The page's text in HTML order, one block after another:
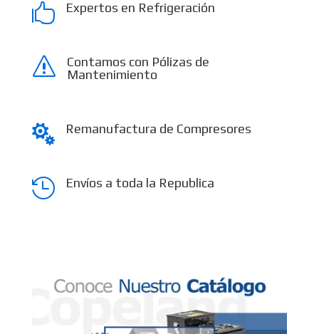
 Expertos en Refrigeración
s
Contamos con Pólizas de
Mantenimiento
 Remanufactura de Compresores
 Envíos a toda la Republica